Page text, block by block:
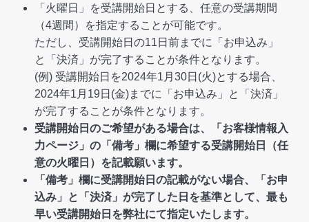
「火曜日」を受講開始日とする、任意の受講期間
（4週間）を指定することが可能です。
ただし、受講開始日の11日前までに「お申込み」
と「決済」が完了することが条件となります。
(例) 受講開始日を2024年1月30日(火)とする場合、
2024年1月19日(金)までに「お申込み」と「決済」
が完了することが条件となります。
受講開始日のご希望がある場合は、「お客様情報入
力ページ」の「備考」欄に希望する受講開始日（任
意の火曜日）を記載願います。
「備考」欄に受講開始日の記載がない場合、「お申
込み」と「決済」が完了した日を基準として、最も
早い受講開始日を弊社にて指定いたします。